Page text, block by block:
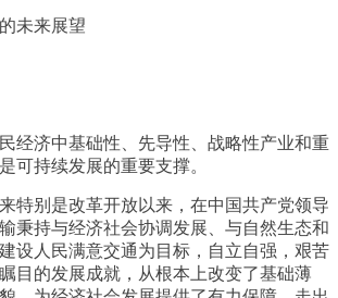
未来展望
济中基础性、先导性、战略性产业和重
可持续发展的重要支撑。
别是改革开放以来，在中国共产党领导
秉持与经济社会协调发展、与自然生态和
设人民满意交通为目标，自立自强，艰苦
目的发展成就，从根本上改变了基础薄